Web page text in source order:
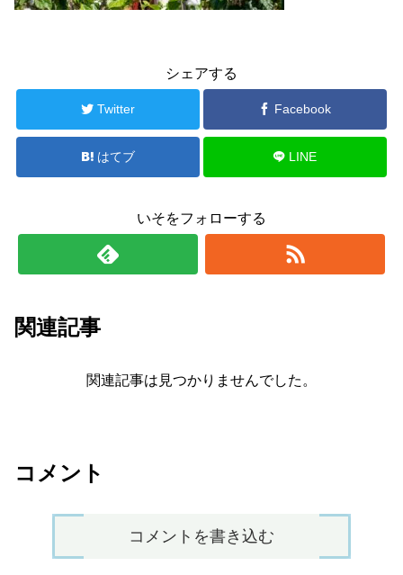
シェアする
Twitter Facebook
はてブ LINE
いそをフォローする
関連記事
関連記事は見つかりませんでした。
コメント
コメントを書き込む